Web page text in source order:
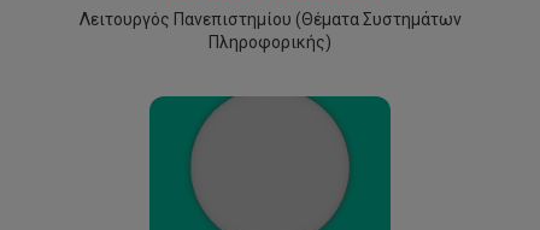
Λειτουργός Πανεπιστημίου (Θέματα Συστημάτων
Πληροφορικής)
markellos.potamitis@cut.ac.cy